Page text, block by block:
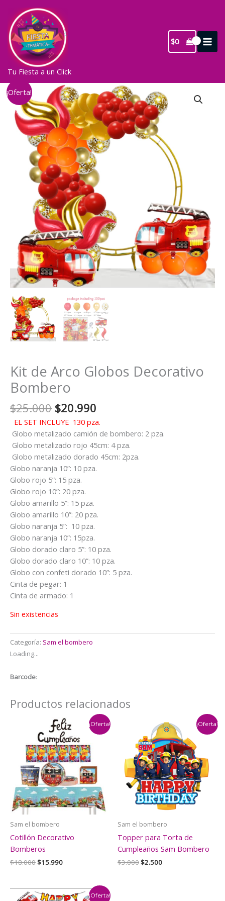
contenido
Tu Fiesta a un Click
$0
¡Oferta!
Kit de Arco Globos Decorativo
Bombero
$25.000 El
precio
original
era:
$25.000.
$20.990
precio
actual
es:
$20.990.
EL SET INCLUYE 130 pza.
Globo metalizado camión de bombero: 2 pza.
Globo metalizado rojo 45cm: 4 pza.
Globo metalizado dorado 45cm: 2pza.
Globo naranja 10”: 10 pza.
Globo rojo 5”: 15 pza.
Globo rojo 10”: 20 pza.
Globo amarillo 5”: 15 pza.
Globo amarillo 10”: 20 pza.
Globo naranja 5”: 10 pza.
Globo naranja 10”: 15pza.
Globo dorado claro 5”: 10 pza.
Globo dorado claro 10”: 10 pza.
Globo con confeti dorado 10”: 5 pza.
Cinta de pegar: 1
Cinta de armado: 1
Sin existencias
Categoría: Sam el bombero
Loading...
Barcode:
Productos relacionados
¡Oferta!
Sam el bombero
Cotillón Decorativo
Bomberos
$18.000El
era:
$18.000.
$15.990El
es:
$15.990.
¡Oferta!
Sam el bombero
Topper para Torta de
Cumpleaños Sam Bombero
$3.000El
$2.500El
¡Oferta!